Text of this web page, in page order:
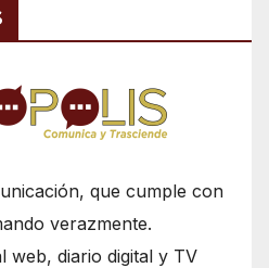
que cumple con
verazmente.
web, diario digital y TV